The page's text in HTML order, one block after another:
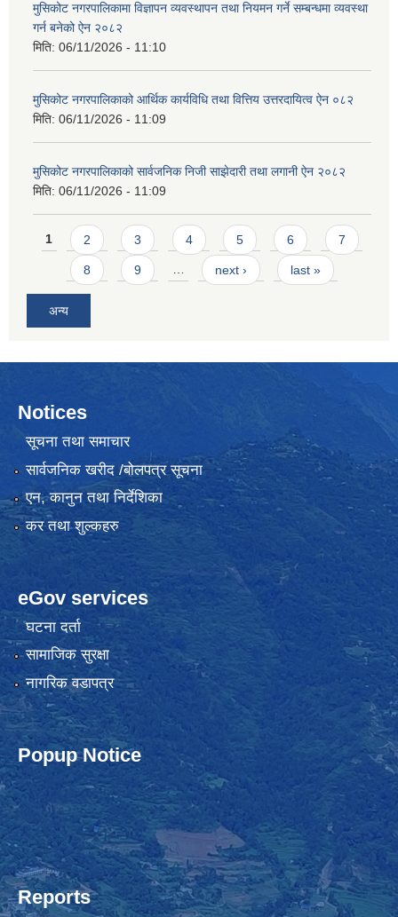
मुसिकोट नगरपालिकामा विज्ञापन व्यवस्थापन तथा नियमन गर्ने सम्बन्धमा व्यवस्था
गर्न बनेको ऐन २०८२
मिति: 06/11/2026 - 11:10
मुसिकोट नगरपालिकाको आर्थिक कार्यविधि तथा वित्तिय उत्तरदायित्व ऐन ०८२
मिति: 06/11/2026 - 11:09
मुसिकोट नगरपालिकाको सार्वजनिक निजी साझेदारी तथा लगानी ऐन २०८२
मिति: 06/11/2026 - 11:09
Pages
1 2 3 4 5 6 7
8 9 … next › last »
अन्य
Notices
सूचना तथा समाचार
सार्वजनिक खरीद /बोलपत्र सूचना
एन, कानुन तथा निर्देशिका
कर तथा शुल्कहरु
eGov services
घटना दर्ता
सामाजिक सुरक्षा
नागरिक वडापत्र
Popup Notice
Reports